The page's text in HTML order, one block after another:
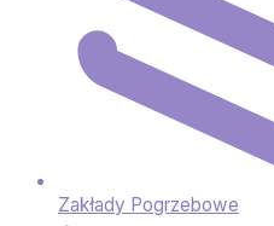
Zakłady Pogrzebowe